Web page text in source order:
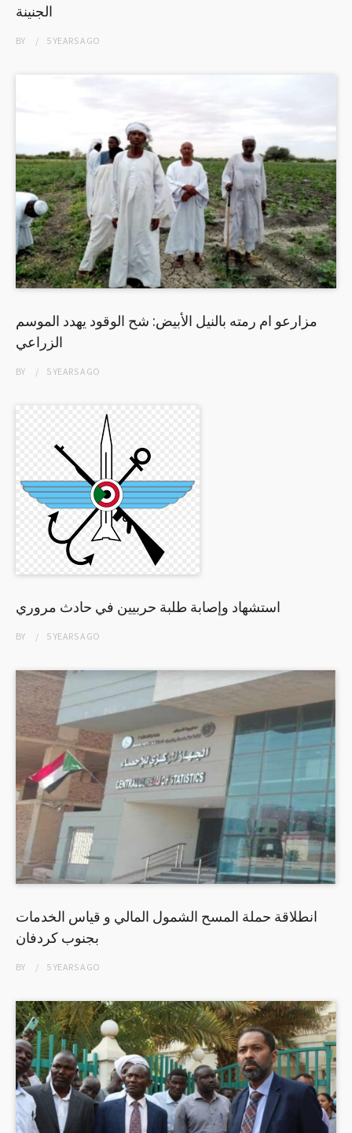
الجنينة
BY 5 YEARSAGO
مزارعو ام رمته بالنيل الأبيض: شح الوقود يهدد الموسم
الزراعي
BY 5 YEARSAGO
استشهاد وإصابة طلبة حربيين في حادث مروري
BY 5 YEARSAGO
انطلاقة حملة المسح الشمول المالي و قياس الخدمات
بجنوب كردفان
BY 5 YEARSAGO